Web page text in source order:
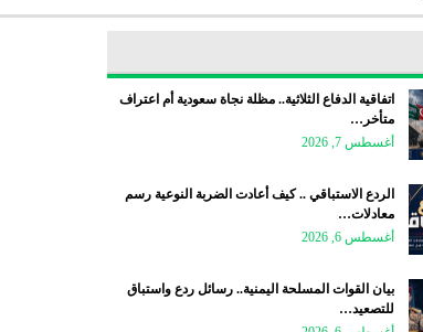
اتفاقية الدفاع الثلاثية.. مظلة نجاة سعودية أم اعتراف
متأخر…
أغسطس 7, 2026
الردع الاستباقي .. كيف أعادت الضربة النوعية رسم
معادلات…
أغسطس 6, 2026
بيان القوات المسلحة اليمنية.. رسائل ردع واستباق
للتصعيد…